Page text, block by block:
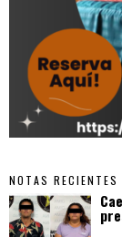
NOTAS RECIENTES